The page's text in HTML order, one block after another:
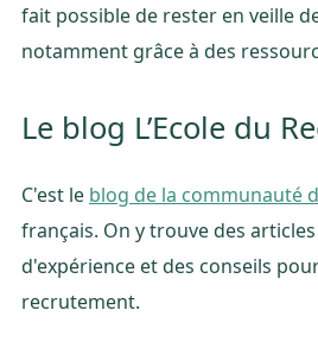
fait possible de rester en veille
notamment grâce à des
Le blog L’Ecole du
C'est le blog de la communauté
français. On y trouve des
d'expérience et des conseils
recrutement.